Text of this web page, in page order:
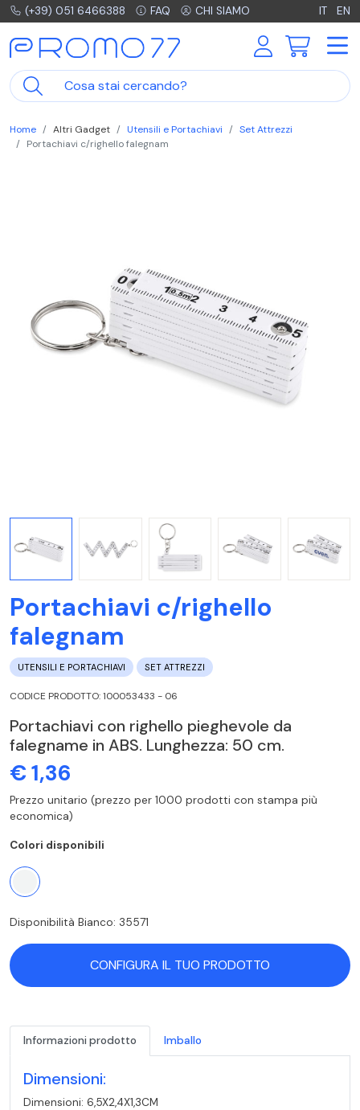
(+39) 051 6466388 FAQ CHI SIAMO IT EN
Home Altri Gadget Utensili e Portachiavi
Set Attrezzi
Portachiavi c/righello falegnam
Portachiavi c/righello
falegnam
UTENSILI E PORTACHIAVI SET ATTREZZI
CODICE PRODOTTO: 100053433 - 06
Portachiavi con righello pieghevole da
falegname in ABS. Lunghezza: 50 cm.
€ 1,36
Prezzo unitario (prezzo per 1000 prodotti con stampa più
economica)
Colori disponibili
Disponibilità Bianco: 35571
CONFIGURA IL TUO PRODOTTO
Informazioni prodotto Imballo
Dimensioni:
Dimensioni: 6,5X2,4X1,3CM